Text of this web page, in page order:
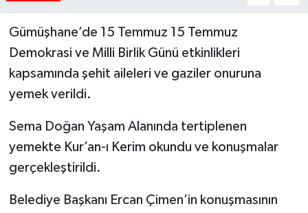
Gümüşhane’de 15 Temmuz 15 Temmuz
Demokrasi ve Milli Birlik Günü etkinlikleri
kapsamında şehit aileleri ve gaziler onuruna
yemek verildi.
Sema Doğan Yaşam Alanında tertiplenen
yemekte Kur’an-ı Kerim okundu ve konuşmalar
gerçekleştirildi.
Belediye Başkanı Ercan Çimen’in konuşmasının